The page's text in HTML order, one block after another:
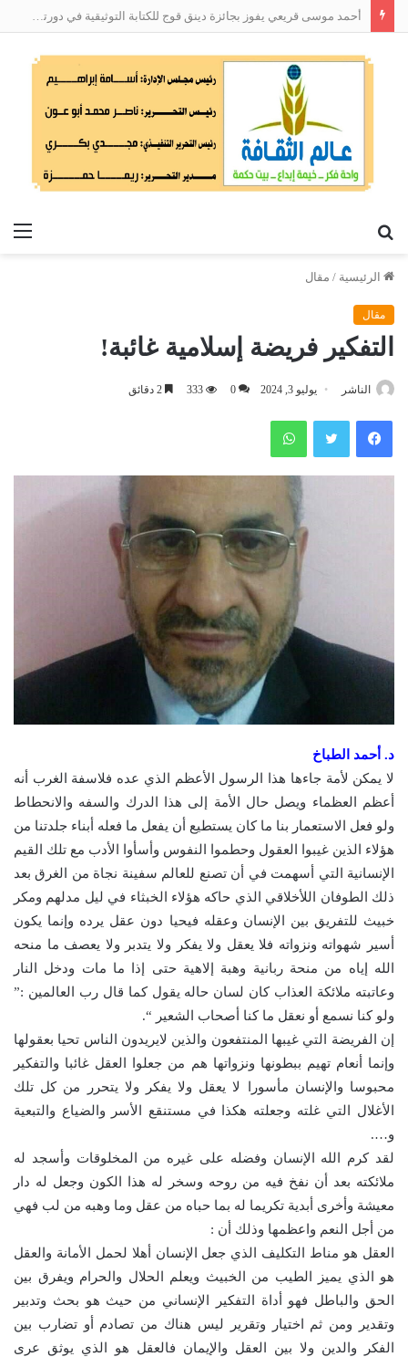
أحمد موسى قريعي يفوز بجائزة دينق قوج للكتابة التوثيقية في دورتها الأولى
الرئيسية / مقال
مقال
التفكير فريضة إسلامية غائبة!
الناشر يوليو 3, 2024 0
333
فيسبوك تويتر واتساب
د. أحمد الطباخ
لا يمكن لأمة جاءها هذا الرسول الأعظم الذي عده فلاسفة الغرب أنه
أعظم العظماء ويصل حال الأمة إلى هذا الدرك والسفه والانحطاط
ولو فعل الاستعمار بنا ما كان يستطيع أن يفعل ما فعله أبناء جلدتنا من
هؤلاء الذين غيبوا العقول وحطموا النفوس وأسأوا الأدب مع تلك القيم
الإنسانية التي أسهمت في أن تصنع للعالم سفينة نجاة من الغرق بعد
ذلك الطوفان اللأخلاقي الذي حاكه هؤلاء الخبثاء في ليل مدلهم ومكر
خبيث للتفريق بين الإنسان وعقله فيحيا دون عقل يرده وإنما يكون
أسير شهواته ونزواته فلا يعقل ولا يفكر ولا يتدبر ولا يعصف ما منحه
الله إياه من منحة ربانية وهبة إلاهية حتى إذا ما مات ودخل النار
وعاتبته ملائكة العذاب كان لسان حاله يقول كما قال رب العالمين :”
ولو كنا نسمع أو نعقل ما كنا أصحاب الشعير “.
إن الفريضة التي غيبها المنتفعون والذين لايريدون الناس تحيا بعقولها
وإنما أنعام تهيم ببطونها ونزواتها هم من جعلوا العقل غائبا والتفكير
محبوسا والإنسان مأسورا لا يعقل ولا يفكر ولا يتحرر من كل تلك
الأغلال التي غلته وجعلته هكذا في مستنقع الأسر والضياع والتبعية
و….
لقد كرم الله الإنسان وفضله على غيره من المخلوقات وأسجد له
ملائكته بعد أن نفخ فيه من روحه وسخر له هذا الكون وجعل له دار
معيشة وأخرى أبدية تكريما له بما حباه من عقل وما وهبه من لب فهي
من أجل النعم واعظمها وذلك أن :
العقل هو مناط التكليف الذي جعل الإنسان أهلا لحمل الأمانة والعقل
هو الذي يميز الطيب من الخبيث ويعلم الحلال والحرام ويفرق بين
الحق والباطل فهو أداة التفكير الإنساني من حيث هو بحث وتدبير
وتقدير ومن ثم اختيار وتقرير ليس هناك من تصادم أو تضارب بين
الفكر والدين ولا بين العقل والإيمان فالعقل هو الذي يوثق عرى